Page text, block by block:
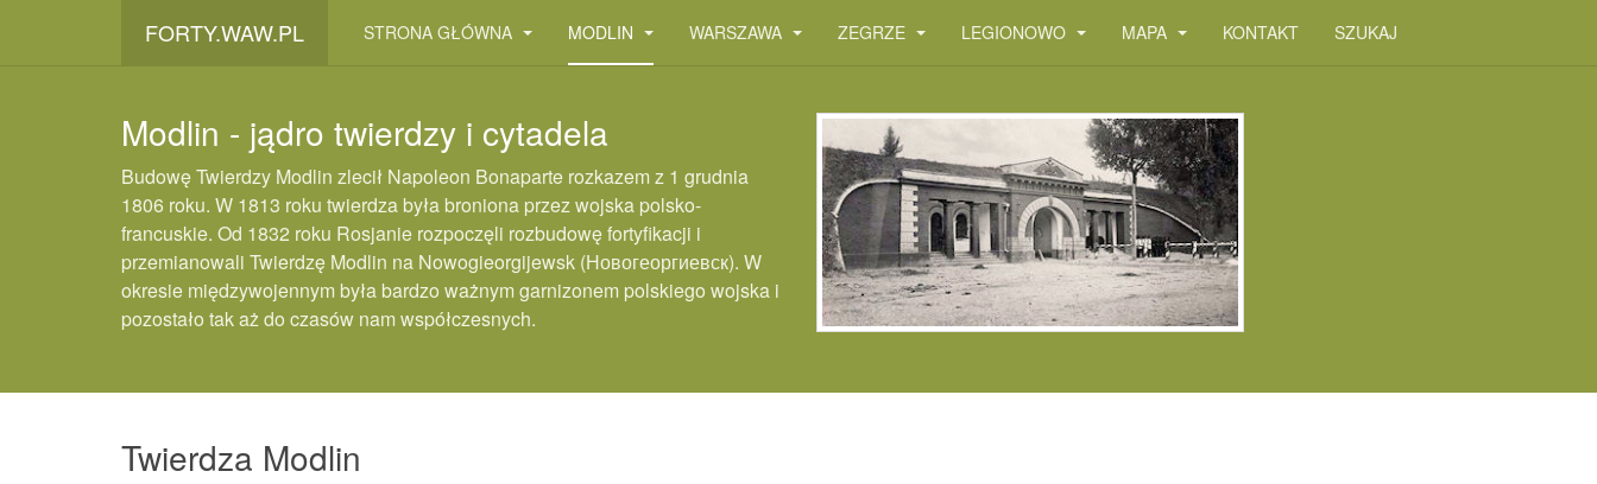
FORTY.WAW.PL STRONA GŁÓWNA MODLIN WARSZAWA ZEGRZE LEGIONOWO MAPA KONTAKT SZUKAJ
Modlin - jądro twierdzy i cytadela
Budowę Twierdzy Modlin zlecił Napoleon Bonaparte rozkazem z 1 grudnia
1806 roku. W 1813 roku twierdza była broniona przez wojska polsko-
francuskie. Od 1832 roku Rosjanie rozpoczęli rozbudowę fortyfikacji i
przemianowali Twierdzę Modlin na Nowogieorgijewsk (Новогеоргиевск). W
okresie międzywojennym była bardzo ważnym garnizonem polskiego wojska i
pozostało tak aż do czasów nam współczesnych.
Twierdza Modlin